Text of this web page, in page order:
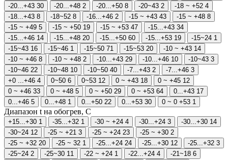
-20...+43 30 -20...+48 2 -20...+50 8 -20~43 2 -18 ~ +52 4
-18...+43 8 -18~52 8 -16...+46 2 -15 ~ +43 43 -15 ~ +48 8
-15 ~ +49 5 -15 ~ +50 19 -15 ~ +53 47 -15...+43 34
-15...+46 14 -15...+48 20 -15...+50 60 -15...+53 19 -15~24 1
-15~43 16 -15~46 1 -15~50 71 -15~53 20 -10 ~ +43 14
-10 ~ +46 8 -10 ~ +48 2 -10...+43 29 -10...+46 10 -10~43 3
-10~46 22 -10~48 10 -10~50 40 -7...+43 2 -7...+46 3
+0 ...+46 4 0~50 6 0~53 12 0 ~ +43 18 0 ~ +45 12
0 ~ +46 33 0 ~ +48 5 0 ~ +50 29 0 ~ +53 64 0...+43 17
0...+46 5 0...+48 1 0...+50 22 0...+53 30 0 ~ 0 +53 1
Диапазон t на обогрев, С
+15...+30 1 -35...+32 1 -30 ~ +24 4 -30...+24 3 -30...+30 14
-30~24 12 -25 ~ +21 3 -25 ~ +24 23 -25 ~ +30 2
-25 ~ +32 20 -25 ~ 32 1 -25...+24 24 -25...+30 12 -25...+32 3
-25~24 2 -25~30 11 -22 ~ +24 1 -22...+24 4 -21~18 6